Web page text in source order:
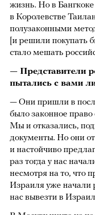
жизнь. Но в Бангкоке
в Королевстве
полузаконными
[и решили покупать
стало мешать
— Представители
пытались с вами
— Они пришли в
было законное право
Мы и отказались,
документы. Но они
и настойчиво
раз тогда у нас
несмотря на то, что
Израиля уже начали
нас вывезти в